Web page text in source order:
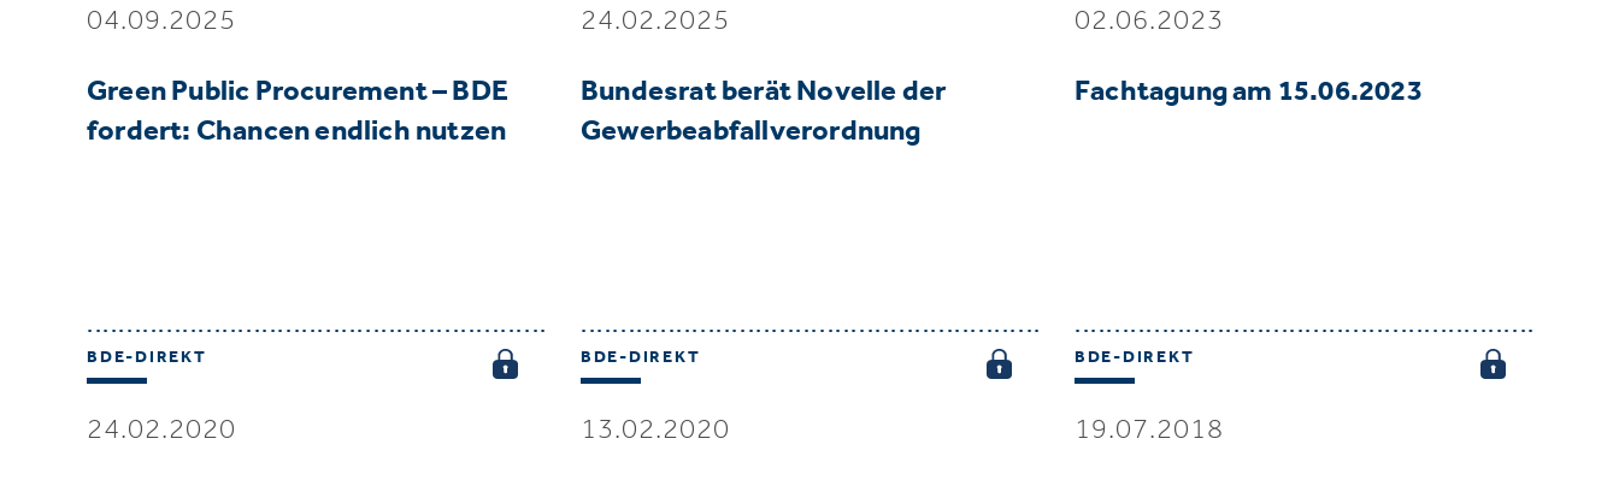
04.09.2025
Green Public Procurement – BDE
fordert: Chancen endlich nutzen
24.02.2025
Bundesrat berät Novelle der
Gewerbeabfallverordnung
02.06.2023
Fachtagung am 15.06.2023
BDE-DIREKT
24.02.2020
BDE-DIREKT
13.02.2020
BDE-DIREKT
19.07.2018